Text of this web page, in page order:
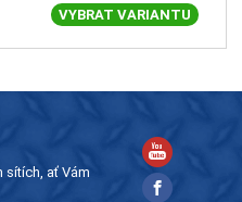
VYBRAT VARIANTU
sítích, ať Vám